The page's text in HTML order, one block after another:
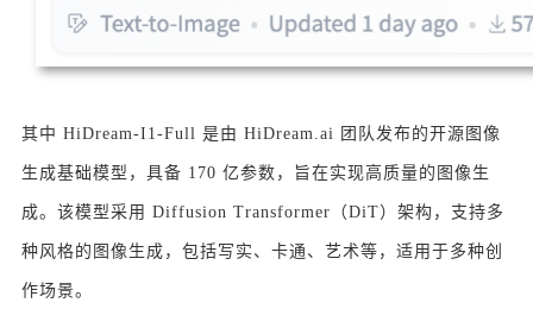
其中 HiDream-I1-Full 是由 HiDream.ai 团队发布的开源图像
生成基础模型，具备 170 亿参数，旨在实现高质量的图像生
成。该模型采用 Diffusion Transformer（DiT）架构，支持多
种风格的图像生成，包括写实、卡通、艺术等，适用于多种创
作场景。